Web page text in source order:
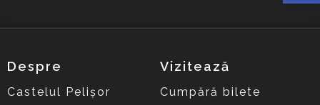
Despre
Castelul Pelișor
Vizitează
Cumpără bilete